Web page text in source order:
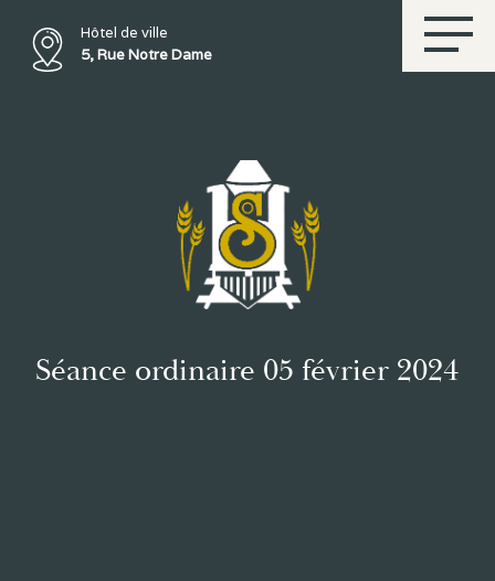
Hôtel de ville
5, Rue Notre Dame
Séance ordinaire 05 février 2024